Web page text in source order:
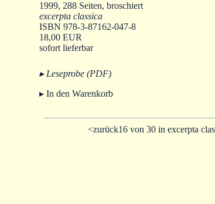
1999, 288 Seiten, broschiert
excerpta classica
ISBN 978-3-87162-047-8
18,00 EUR
sofort lieferbar
▸ Leseprobe (PDF)
▸ In den Warenkorb
<zurück16 von 30 in excerpta